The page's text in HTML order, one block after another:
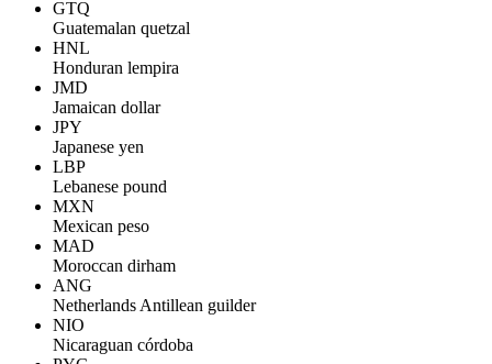
GTQ
Guatemalan quetzal
HNL
Honduran lempira
JMD
Jamaican dollar
JPY
Japanese yen
LBP
Lebanese pound
MXN
Mexican peso
MAD
Moroccan dirham
ANG
Netherlands Antillean guilder
NIO
Nicaraguan córdoba